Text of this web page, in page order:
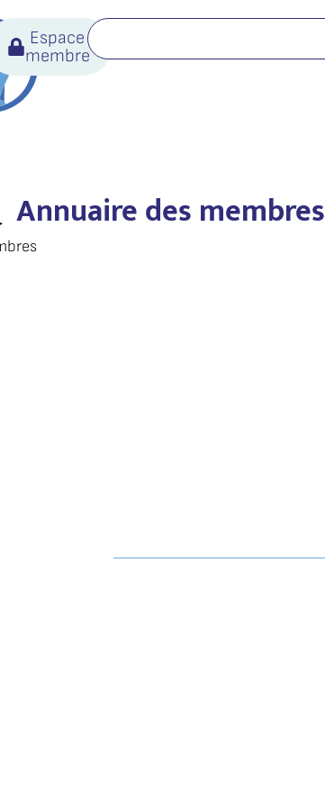
Espace
membre
Annuaire des membres